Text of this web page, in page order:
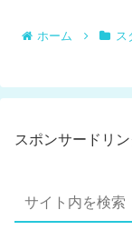
ホーム ス
スポンサードリン